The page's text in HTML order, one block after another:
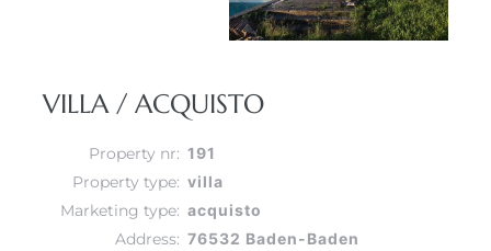
VILLA / ACQUISTO
Property nr: 191
Property type: villa
Marketing type: acquisto
Address: 76532 Baden-Baden